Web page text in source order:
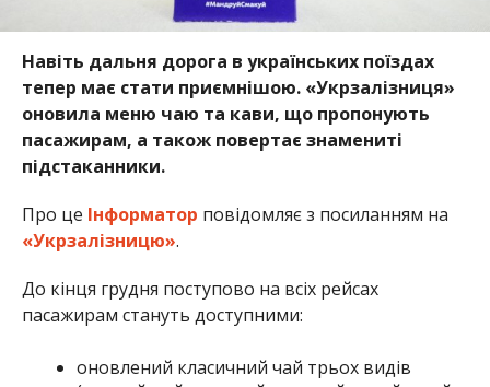
Навіть дальня дорога в українських поїздах
тепер має стати приємнішою. «Укрзалізниця»
оновила меню чаю та кави, що пропонують
пасажирам, а також повертає знамениті
підстаканники.
Про це Інформатор повідомляє з посиланням на
«Укрзалізницю».
До кінця грудня поступово на всіх рейсах
пасажирам стануть доступними:
оновлений класичний чай трьох видів